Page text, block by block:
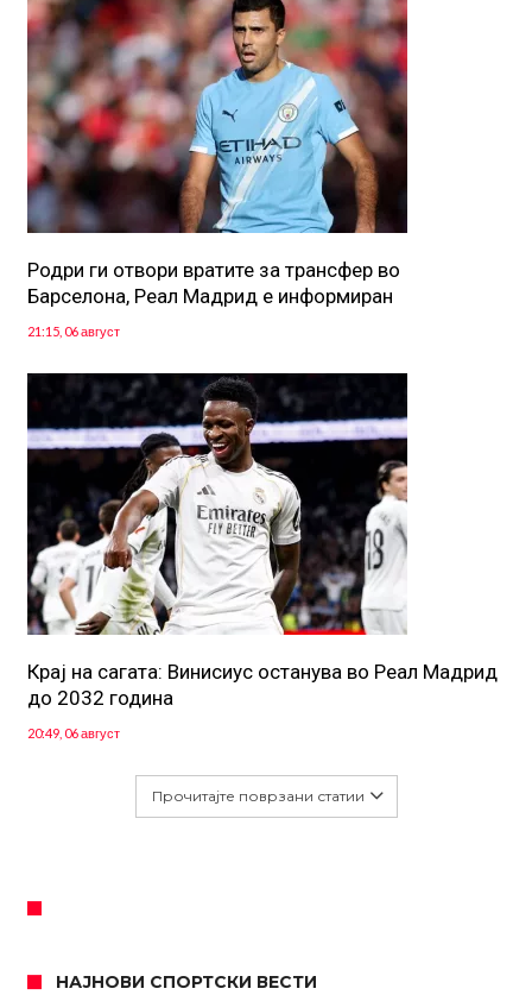
Родри ги отвори вратите за трансфер во
Барселона, Реал Мадрид е информиран
21:15, 06 август
Крај на сагата: Винисиус останува во Реал Мадрид
до 2032 година
20:49, 06 август
Прочитајте поврзани статии
НАЈНОВИ СПОРТСКИ ВЕСТИ